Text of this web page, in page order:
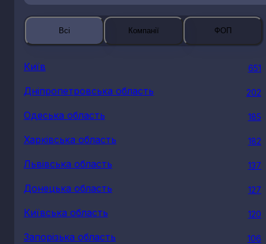
Всі Компанії ФОП
Київ 651
Дніпропетровська область 202
Одеська область 185
Харківська область 182
Львівська область 137
Донецька область 127
Київська область 120
Запорізька область 106